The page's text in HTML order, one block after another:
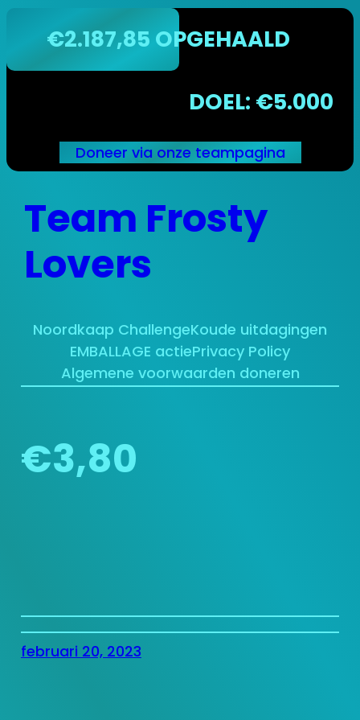
€2.187,85 OPGEHAALD
DOEL: €5.000
Doneer via onze teampagina
naar
inhoud
Team Frosty
Lovers
Noordkaap ChallengeKoude uitdagingen
EMBALLAGE actiePrivacy Policy
Algemene voorwaarden doneren
€3,80
februari 20, 2023